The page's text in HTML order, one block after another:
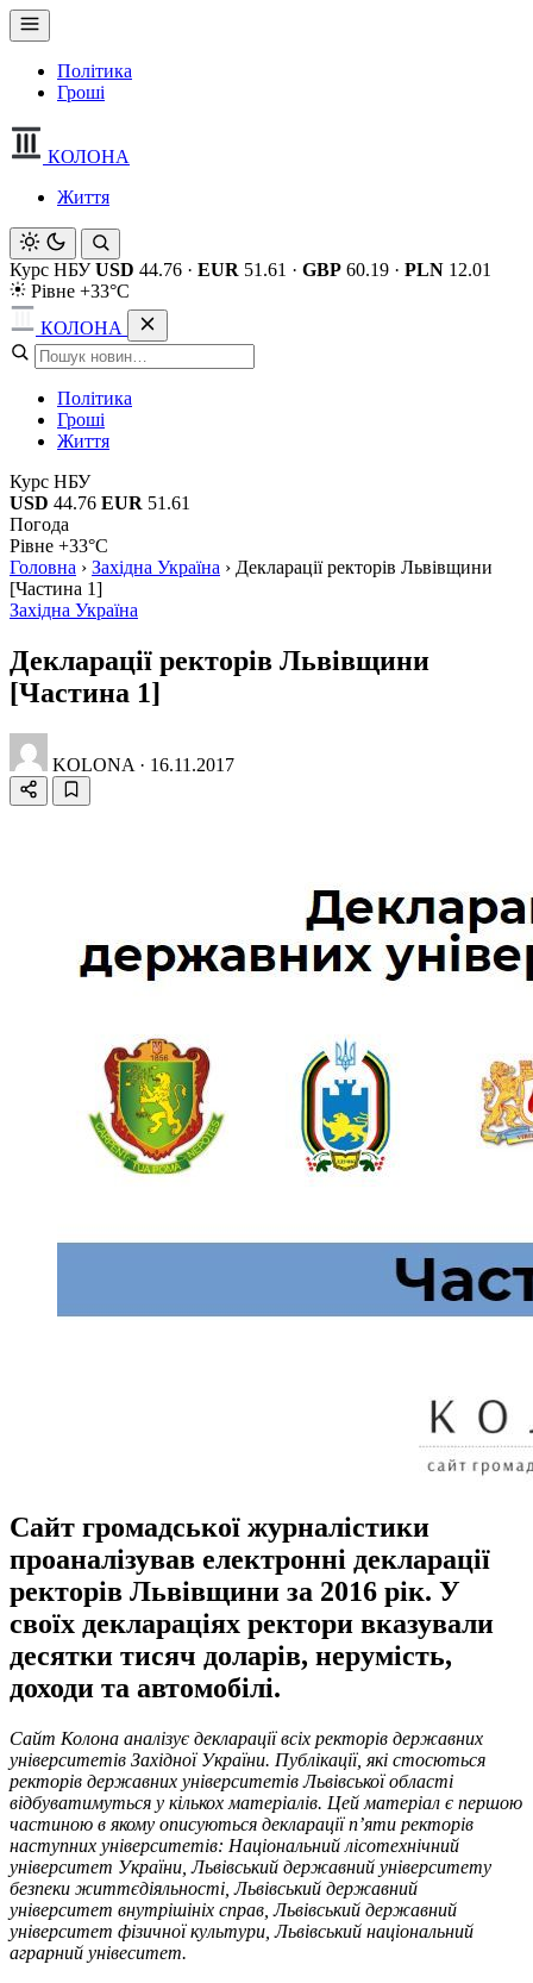
Політика
Гроші
КОЛОНА
Життя
Курс НБУ USD 44.76 · EUR 51.61 · GBP 60.19 · PLN 12.01
Рівне +33°C
КОЛОНА
Політика
Гроші
Життя
Курс НБУ
USD 44.76 EUR 51.61
Погода
Рівне +33°C
Головна › Західна Україна › Декларації ректорів Львівщини
[Частина 1]
Західна Україна
Декларації ректорів Львівщини
[Частина 1]
KOLONA · 16.11.2017
Сайт громадської журналістики
проаналізував електронні декларації
ректорів Львівщини за 2016 рік. У
своїх деклараціях ректори вказували
десятки тисяч доларів, нерумість,
доходи та автомобілі.
Сайт Колона аналізує декларації всіх ректорів державних
університетів Західної України. Публікації, які стосються
ректорів державних університетів Львівської області
відбуватимуться у кількох матеріалів. Цей матеріал є першою
частиною в якому описуються декларації п’яти ректорів
наступних університетів: Національний лісотехнічний
університет України, Львівський державний університету
безпеки життєдіяльності, Львівський державний
університет внутрішініх справ, Львівський державний
університет фізичної культури, Львівський національний
аграрний унівеситет.